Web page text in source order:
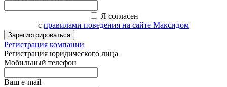
Я согласен
с правилами поведения на сайте Максидом
Зарегистрироваться
Регистрация компании
Регистрация юридического лица
Мобильный телефон
Ваш e-mail